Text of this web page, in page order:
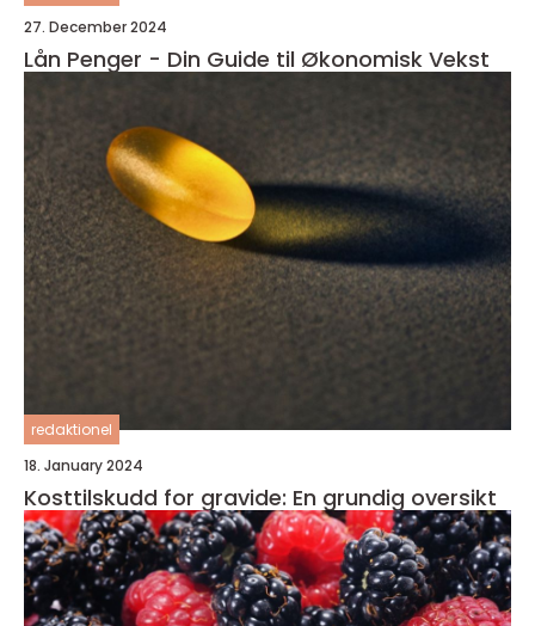
27. December 2024
Lån Penger - Din Guide til Økonomisk Vekst
redaktionel
18. January 2024
Kosttilskudd for gravide: En grundig oversikt